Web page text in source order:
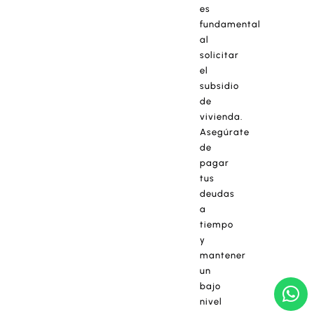
es
fundamental
al
solicitar
el
subsidio
de
vivienda.
Asegúrate
de
pagar
tus
deudas
a
tiempo
y
mantener
un
bajo
nivel